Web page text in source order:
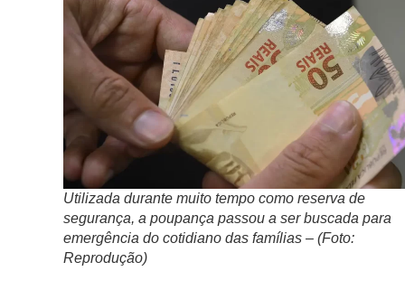
Utilizada durante muito tempo como reserva de
segurança, a poupança passou a ser buscada para
emergência do cotidiano das famílias – (Foto:
Reprodução)